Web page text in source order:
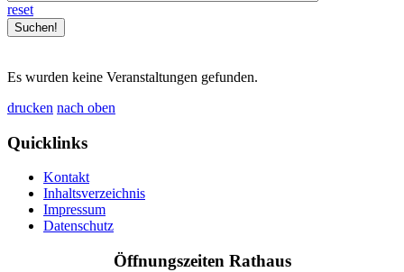
reset
Es wurden keine Veranstaltungen gefunden.
drucken nach oben
Quicklinks
Kontakt
Inhaltsverzeichnis
Impressum
Datenschutz
Öffnungszeiten Rathaus